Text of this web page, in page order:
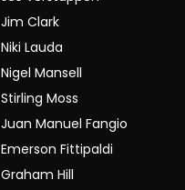
Jim Clark
Niki Lauda
Nigel Mansell
Stirling Moss
Juan Manuel Fangio
Emerson Fittipaldi
Graham Hill